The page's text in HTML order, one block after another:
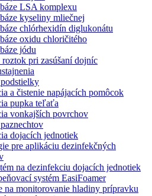
LSA komplexu
kyseliny mliečnej
chlórhexidín diglukonátu
oxidu chloričitého
jódu
pri zasúšaní dojníc
a čistenie napájacích pomôcok
pupka teľaťa
vonkajších povrchov
dojacích jednotiek
pre aplikáciu dezinfekčných
na dezinfekciu dojacích jednotiek
systém EasiFoamer
na monitorovanie hladiny prípravku